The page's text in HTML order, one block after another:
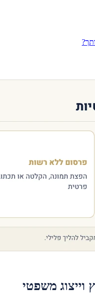
וייצוג משפטי